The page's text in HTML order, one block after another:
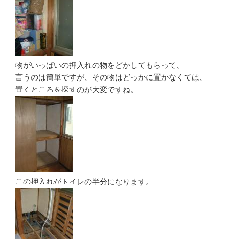
物がいっぱいの押入れの物をどかしてもらって、
言うのは簡単ですが、その物はどっかに置かなくては、
置くところを探すのが大変ですね。
この押入れがトイレの半分になります。